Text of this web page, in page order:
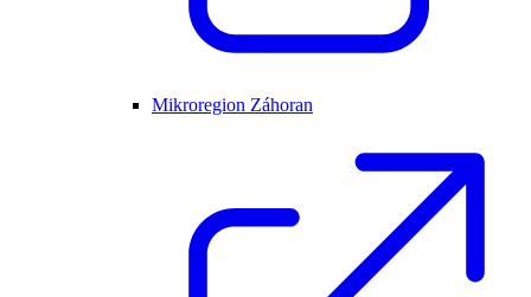
Mikroregion Záhoran